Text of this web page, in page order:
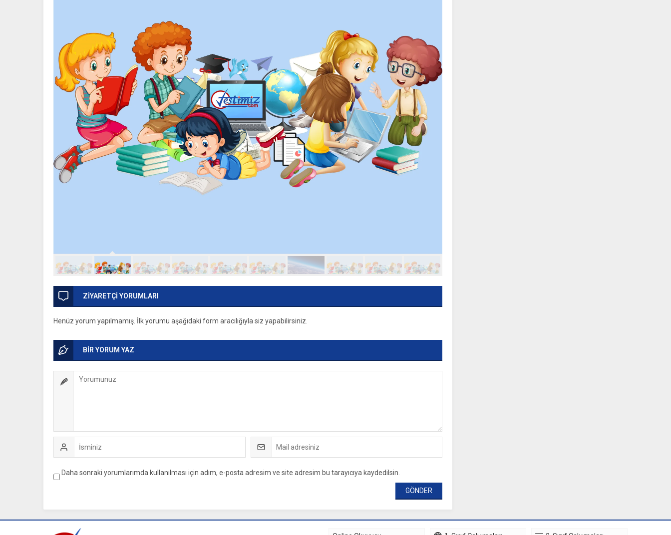
ZİYARETÇİ YORUMLARI
Henüz yorum yapılmamış. İlk yorumu aşağıdaki form aracılığıyla siz yapabilirsiniz.
BİR YORUM YAZ
Daha sonraki yorumlarımda kullanılması için adım, e-posta adresim ve site adresim bu tarayıcıya kaydedilsin.